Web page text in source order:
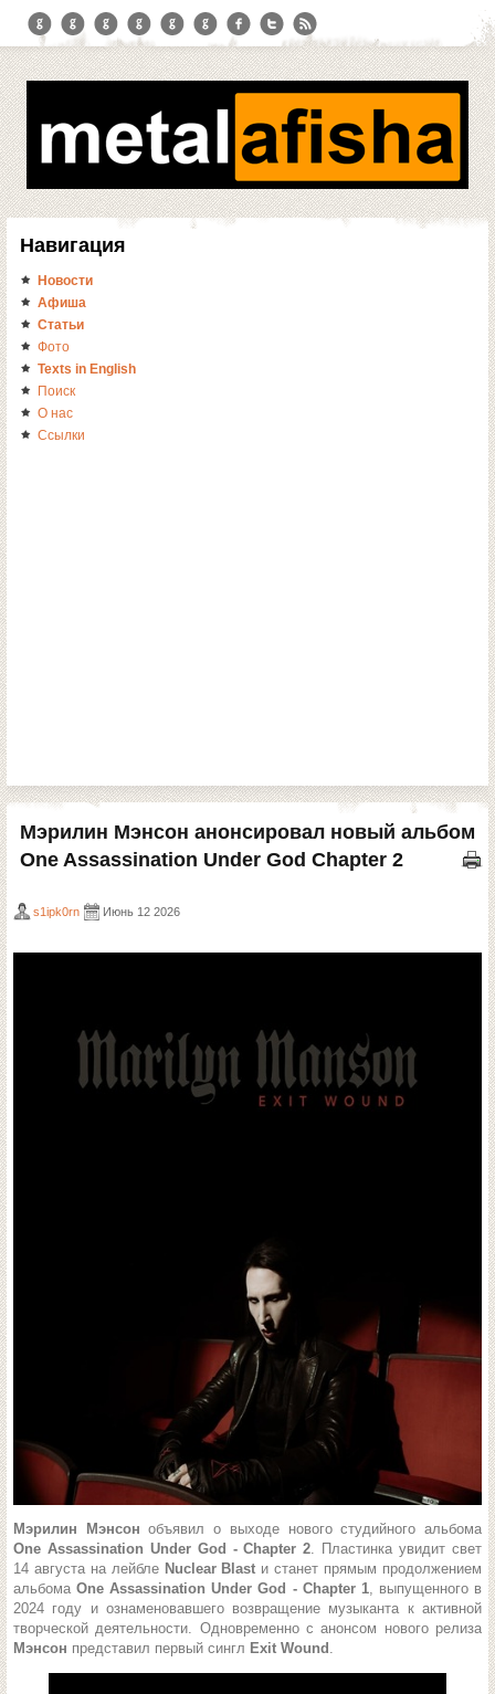
Навигация
Новости
Афиша
Статьи
Фото
Texts in English
Поиск
О нас
Ссылки
Мэрилин Мэнсон анонсировал новый альбом
One Assassination Under God Chapter 2
s1ipk0rn Июнь 12 2026
Мэрилин Мэнсон объявил о выходе нового студийного альбома
One Assassination Under God - Chapter 2. Пластинка увидит свет
14 августа на лейбле Nuclear Blast и станет прямым продолжением
альбомаOne Assassination Under God - Chapter 1, выпущенного в
2024 году и ознаменовавшего возвращение музыканта к активной
творческой деятельности. Одновременно с анонсом нового релиза
Мэнсон представил первый сингл Exit Wound .